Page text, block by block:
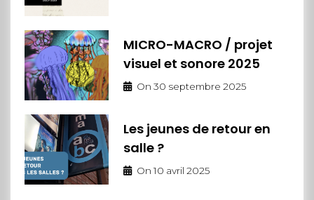
MICRO-MACRO / projet
visuel et sonore 2025
On30 septembre 2025
Les jeunes de retour en
salle ?
On10 avril 2025